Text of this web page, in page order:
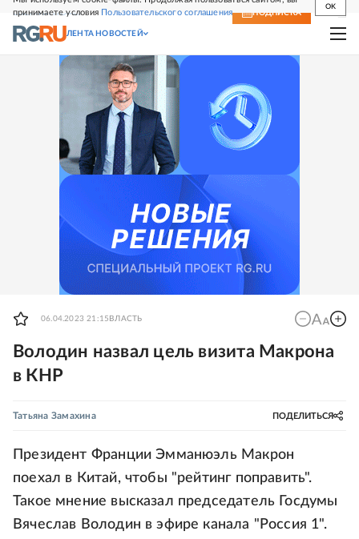
принимаете условия Пользовательского соглашения
OK
СВЕЖИЙ НОМЕР ПОДПИСКА
ЛЕНТА НОВОСТЕЙ
06.04.2023 21:15 ВЛАСТЬ
Володин назвал цель визита Макрона
в КНР
Татьяна Замахина ПОДЕЛИТЬСЯ
Президент Франции Эмманюэль Макрон
поехал в Китай, чтобы "рейтинг поправить".
Такое мнение высказал председатель Госдумы
Вячеслав Володин в эфире канала "Россия 1".